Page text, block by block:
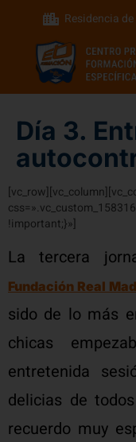
Residencia
Día 3.
!important;}»]
La tercera
Fundación Real
sido de lo más
chicas
entretenida
delicias de
recuerdo muy